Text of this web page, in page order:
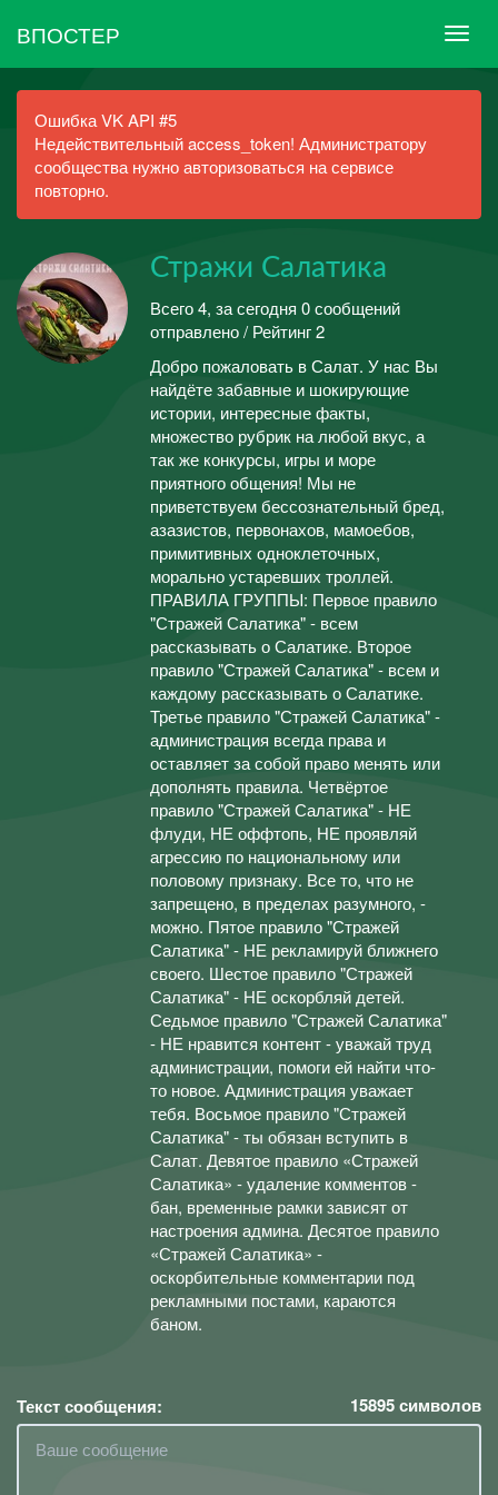
ВПОСТЕР
Ошибка VK API #5
Недействительный access_token! Администратору
сообщества нужно авторизоваться на сервисе
повторно.
Стражи Салатика
Всего 4, за сегодня 0 сообщений
отправлено / Рейтинг 2
Добро пожаловать в Салат. У нас Вы
найдёте забавные и шокирующие
истории, интересные факты,
множество рубрик на любой вкус, а
так же конкурсы, игры и море
приятного общения! Мы не
приветствуем бессознательный бред,
азазистов, первонахов, мамоебов,
примитивных одноклеточных,
морально устаревших троллей.
ПРАВИЛА ГРУППЫ: Первое правило
"Стражей Салатика" - всем
рассказывать о Салатике. Второе
правило "Стражей Салатика" - всем и
каждому рассказывать о Салатике.
Третье правило "Стражей Салатика" -
администрация всегда права и
оставляет за собой право менять или
дополнять правила. Четвёртое
правило "Стражей Салатика" - НЕ
флуди, НЕ оффтопь, НЕ проявляй
агрессию по национальному или
половому признаку. Все то, что не
запрещено, в пределах разумного, -
можно. Пятое правило "Стражей
Салатика" - НЕ рекламируй ближнего
своего. Шестое правило "Стражей
Салатика" - НЕ оскорбляй детей.
Седьмое правило "Стражей Салатика"
- НЕ нравится контент - уважай труд
администрации, помоги ей найти что-
то новое. Администрация уважает
тебя. Восьмое правило "Стражей
Салатика" - ты обязан вступить в
Салат. Девятое правило «Стражей
Салатика» - удаление комментов -
бан, временные рамки зависят от
настроения админа. Десятое правило
«Стражей Салатика» -
оскорбительные комментарии под
рекламными постами, караются
баном.
Текст сообщения: 15895символов